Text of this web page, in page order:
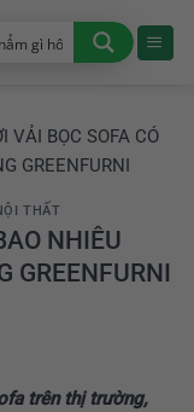
VẢI BỌC SOFA CÓ
GREENFURNI
THẤT
NHIÊU
GREENFURNI
trên thị trường,